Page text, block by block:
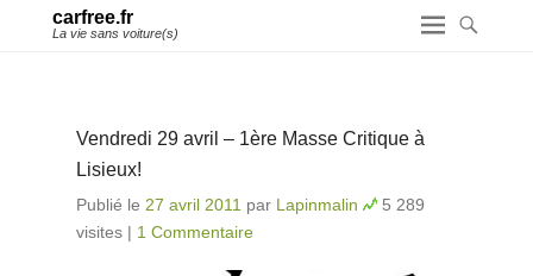
carfree.fr
La vie sans voiture(s)
Vendredi 29 avril – 1ère Masse Critique à
Lisieux!
Publié le 27 avril 2011 par Lapinmalin
5 289
visites | 1 Commentaire